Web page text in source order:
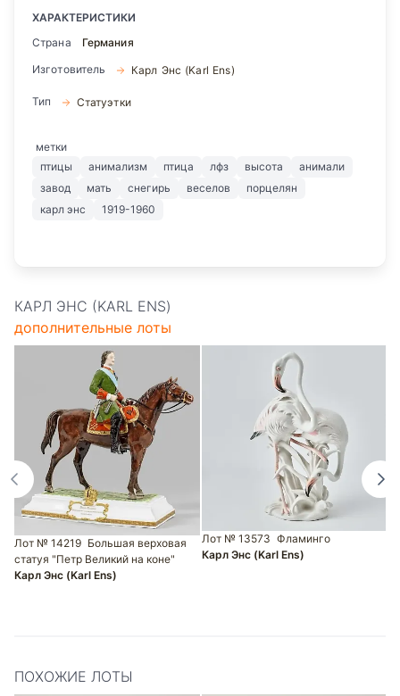
ХАРАКТЕРИСТИКИ
Страна
Германия
Изготовитель
Карл Энс (Karl Ens)
Тип Статуэтки
метки
птицы
анимализм птица лфз высота
анимали
завод
мать снегирь веселов
порцелян
карл энс
1919-1960
КАРЛ ЭНС (KARL ENS)
дополнительные лоты
Лот № 14219 Большая верховая
статуя "Петр Великий на коне"
Карл Энс (Karl Ens)
Лот № 13573 Фламинго
Карл Энс (Karl Ens)
ПОХОЖИЕ ЛОТЫ